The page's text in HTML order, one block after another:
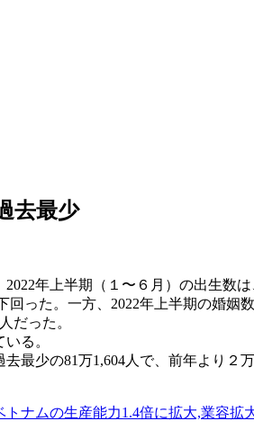
去最少
年上半期（１〜６月）の出生数
った。一方、2022年上半期の婚姻
だった。
る。
最少の81万1,604人で、前年より２
トナムの生産能力1.4倍に拡大,業容拡